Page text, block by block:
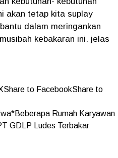
akan tetap kita suplay
dalam meringankan
kebakaran ini. jelas
Share to FacebookShare to
Rumah Karyawan
GDLP Ludes Terbakar